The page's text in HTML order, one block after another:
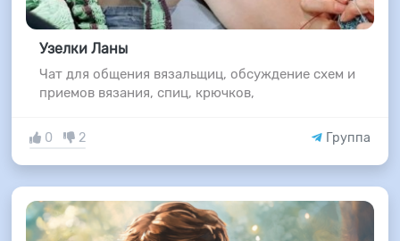
Узелки Ланы
Чат для общения вязальщиц, обсуждение схем и
приемов вязания, спиц, крючков,
0 2 Группа